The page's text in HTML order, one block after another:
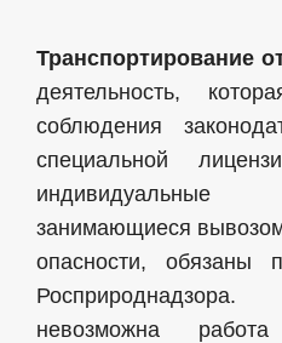
Транспортирование
деятельность,
соблюдения
специальной
индивидуальные
занимающиеся
опасности, обязаны
невозможна